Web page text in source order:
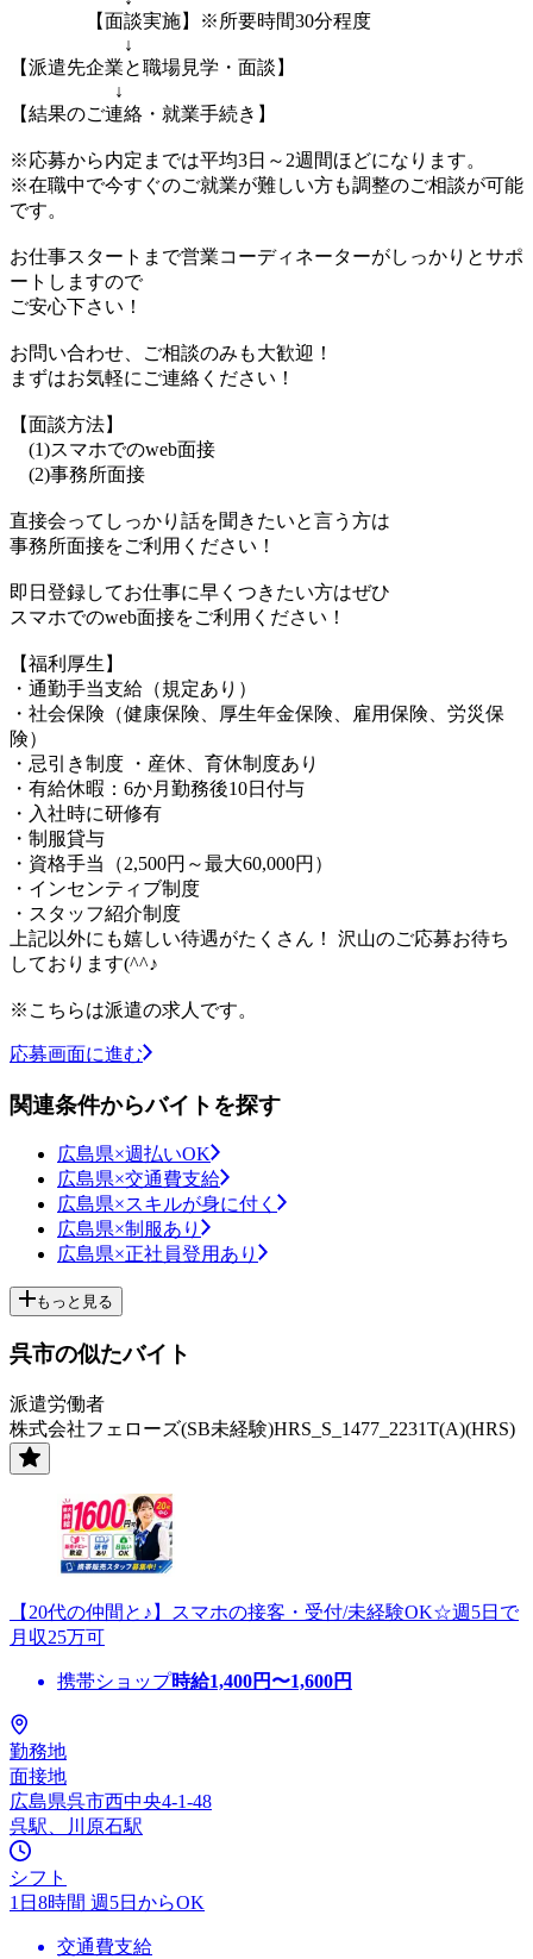
【面談実施】※所要時間30分程度
↓
【派遣先企業と職場見学・面談】
↓
【結果のご連絡・就業手続き】
※応募から内定までは平均3日～2週間ほどになります。
※在職中で今すぐのご就業が難しい方も調整のご相談が可能
です。
お仕事スタートまで営業コーディネーターがしっかりとサポ
ートしますので
ご安心下さい！
お問い合わせ、ご相談のみも大歓迎！
まずはお気軽にご連絡ください！
【面談方法】
(1)スマホでのweb面接
(2)事務所面接
直接会ってしっかり話を聞きたいと言う方は
事務所面接をご利用ください！
即日登録してお仕事に早くつきたい方はぜひ
スマホでのweb面接をご利用ください！
【福利厚生】
・通勤手当支給（規定あり）
・社会保険（健康保険、厚生年金保険、雇用保険、労災保
険）
・忌引き制度 ・産休、育休制度あり
・有給休暇：6か月勤務後10日付与
・入社時に研修有
・制服貸与
・資格手当（2,500円～最大60,000円）
・インセンティブ制度
・スタッフ紹介制度
上記以外にも嬉しい待遇がたくさん！ 沢山のご応募お待ち
しております(^^♪
※こちらは派遣の求人です。
応募画面に進む
関連条件からバイトを探す
広島県×週払いOK
広島県×交通費支給
広島県×スキルが身に付く
広島県×制服あり
広島県×正社員登用あり
もっと見る
呉市の似たバイト
派遣労働者
株式会社フェローズ(SB未経験)HRS_S_1477_2231T(A)(HRS)
【20代の仲間と♪】スマホの接客・受付/未経験OK☆週5日で
月収25万可
携帯ショップ時給1,400円〜1,600円
勤務地
面接地
広島県呉市西中央4-1-48
呉駅、川原石駅
シフト
1日8時間 週5日からOK
交通費支給